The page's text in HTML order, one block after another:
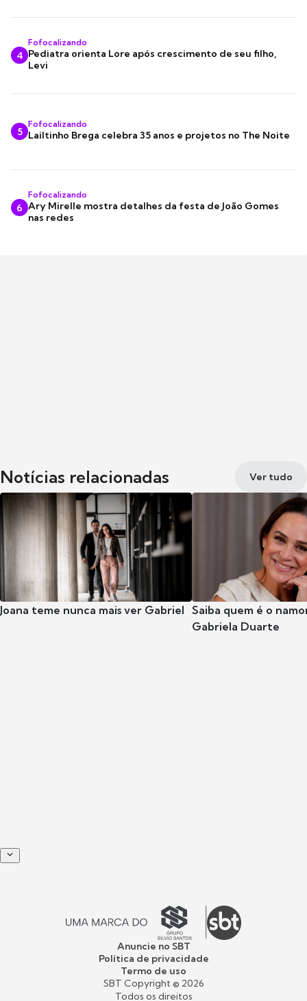
4
Fofocalizando
Pediatra orienta Lore após crescimento de seu filho,
Levi
5
Fofocalizando
Lailtinho Brega celebra 35 anos e projetos no The Noite
6
Fofocalizando
Ary Mirelle mostra detalhes da festa de João Gomes
nas redes
Notícias relacionadas Ver tudo
Joana teme nunca mais ver Gabriel Saiba quem é o
Gabriela Duarte
Anuncie no SBT
Política de privacidade
Termo de uso
SBT Copyright © 2026
Todos os direitos